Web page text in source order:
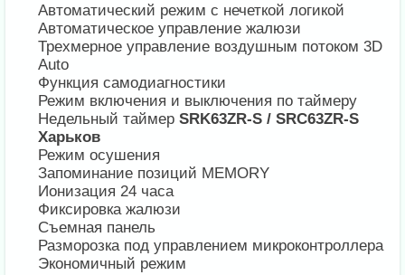
Автоматический режим с нечеткой логикой
Автоматическое управление жалюзи
Трехмерное управление воздушным потоком 3D
Auto
Функция самодиагностики
Режим включения и выключения по таймеру
Недельный таймерSRK63ZR-S / SRC63ZR-S
Харьков
Режим осушения
Запоминание позиций MEMORY
Ионизация 24 часа
Фиксировка жалюзи
Съемная панель
Разморозка под управлением микроконтроллера
Экономичный режим